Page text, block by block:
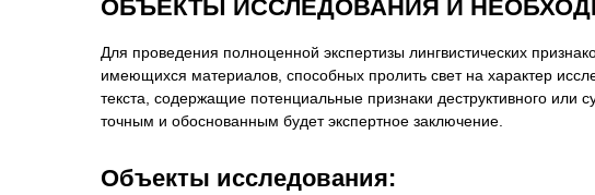
ОБЪЕКТЫ ИССЛЕДОВАНИЯ И
Для проведения полноценной экспертизы лингвистических
имеющихся материалов, способных пролить свет на характер
текста, содержащие потенциальные признаки деструктивного
точным и обоснованным будет экспертное заключение.
Объекты исследования: